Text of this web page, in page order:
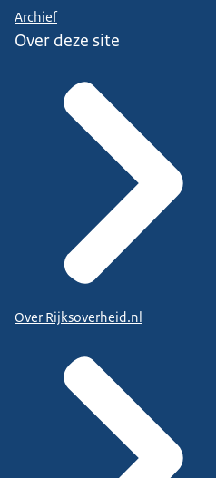
Archief
Over deze site
Over Rijksoverheid.nl